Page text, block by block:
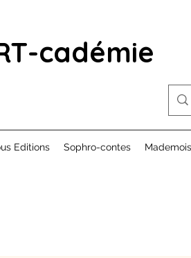
cadémie
Editions Sophro-contes